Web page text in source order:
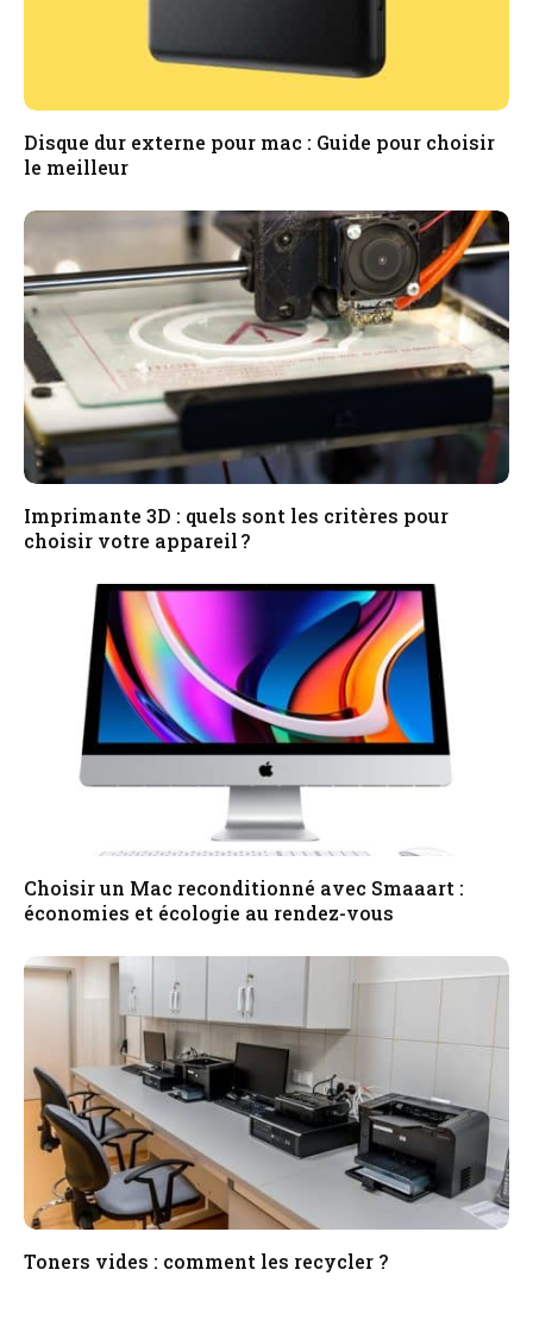
Disque dur externe pour mac : Guide pour choisir
le meilleur
Imprimante 3D : quels sont les critères pour
choisir votre appareil ?
Choisir un Mac reconditionné avec Smaaart :
économies et écologie au rendez-vous
Toners vides : comment les recycler ?